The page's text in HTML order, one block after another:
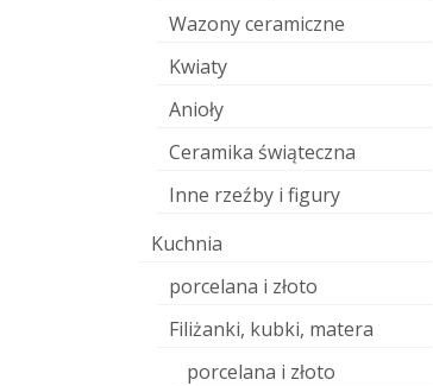
Techniki. Jak zrobić glinę
papierową?
Wazony ceramiczne
Kwiaty
Anioły
Ceramika świąteczna
Inne rzeźby i figury
Kuchnia
porcelana i złoto
Filiżanki, kubki, matera
porcelana i złoto